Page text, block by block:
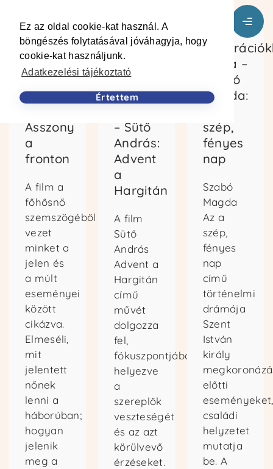
Ez az oldal cookie-kat használ. A
böngészés folytatásával jóváhagyja, hogy
cookie-kat használjunk.
Adatkezelési tájékoztató
Értettem
Cipők
a
parton
– Polcz
Asszony
a
fronton
A film a
főhősnő
szemszögéből
vezet
minket a
jelen és
a múlt
eseményei
között
cikázva.
Elmeséli,
mit
jelentett
nőnek
lenni a
háborúban;
hogyan
jelenik
meg a
Tagad,
dühös,
alkudozik,
bánatos…
– Sütő
András:
Advent
a
Hargitán
A film
Sütő
András
Advent a
Hargitán
című
művét
dolgozza
fel,
fókuszpontjába
helyezve
a
szereplők
veszteségét
és az azt
körülvevő
érzéseket.
bújva –
Szabó
Magda:
szép,
fényes
nap
Szabó
Magda
Az a
szép,
fényes
nap
című
történelmi
drámája
Szent
István
király
előtti
eseményeket,
családi
helyzetet
mutatja
be. A